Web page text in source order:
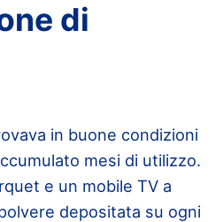
di
in buone condizioni
mesi di utilizzo.
e un mobile TV a
depositata su ogni